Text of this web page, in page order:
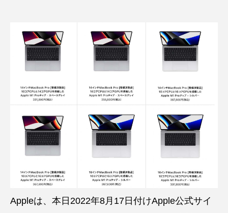
Appleは、本日2022年8月17日付けApple公式サイ